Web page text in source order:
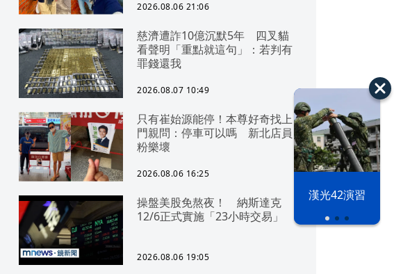
漢光42演習
2026.08.06 21:06
慈濟遭詐10億沉默5年 四叉貓
看聲明「重點就這句」：若判有
罪錢還我
2026.08.07 10:49
只有崔始源能停！本尊好奇找上
門親問：停車可以嗎 新北店員
粉樂壞
2026.08.06 16:25
操盤美股免熬夜！ 納斯達克
12/6正式實施「23小時交易」
2026.08.06 19:05